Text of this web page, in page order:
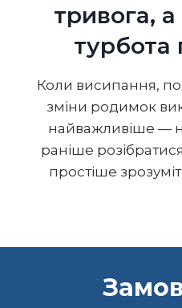
тривога,
турбота
Коли висипання,
зміни родимок
найважливіше —
раніше
простіше